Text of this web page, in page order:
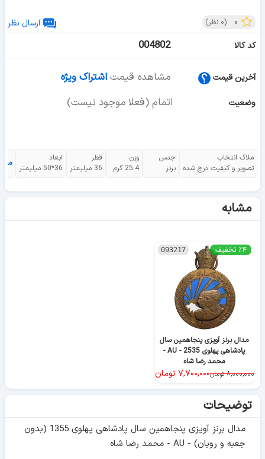
۰ (۰ نظر)
ارسال نظر
کد کالا
004802
آخرین قیمت مشاهده قیمت اشتراک ویژه
وضعیت اتمام (فعلا موجود نیست)
ملاک انتخاب
تصویر و کیفیت درج شده
جنس
برنز
وزن
25.4 گرم
قطر
36 میلیمتر
ابعاد
36*50 میلیمتر
مشابه
093217
مدال برنز آویزی پنجاهمین سال
پادشاهی پهلوی 2535 - AU -
محمد رضا شاه
٪۴ تخفیف
۸,۰۰۰,۰۰۰ تومان۷,۷۰۰,۰۰۰تومان
توضیحات
مدال برنز آویزی پنجاهمین سال پادشاهی پهلوی 1355 (بدون
جعبه و روبان) - AU - محمد رضا شاه